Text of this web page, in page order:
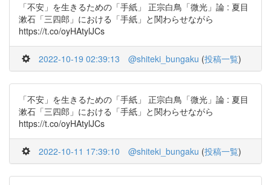
「不安」を生きるための「手紙」 正宗白鳥「微光」論 : 夏目
漱石「三四郎」における「手紙」と関わらせながら
https://t.co/oyHAtylJCs
2022-10-19 02:39:13 @shiteki_bungaku (投稿一覧)
「不安」を生きるための「手紙」 正宗白鳥「微光」論 : 夏目
漱石「三四郎」における「手紙」と関わらせながら
https://t.co/oyHAtylJCs
2022-10-11 17:39:10 @shiteki_bungaku (投稿一覧)